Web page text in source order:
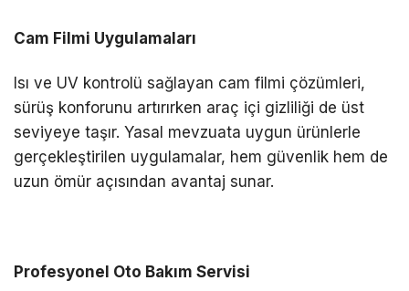
Cam Filmi Uygulamaları
Isı ve UV kontrolü sağlayan cam filmi çözümleri,
sürüş konforunu artırırken araç içi gizliliği de üst
seviyeye taşır. Yasal mevzuata uygun ürünlerle
gerçekleştirilen uygulamalar, hem güvenlik hem de
uzun ömür açısından avantaj sunar.
Profesyonel Oto Bakım Servisi